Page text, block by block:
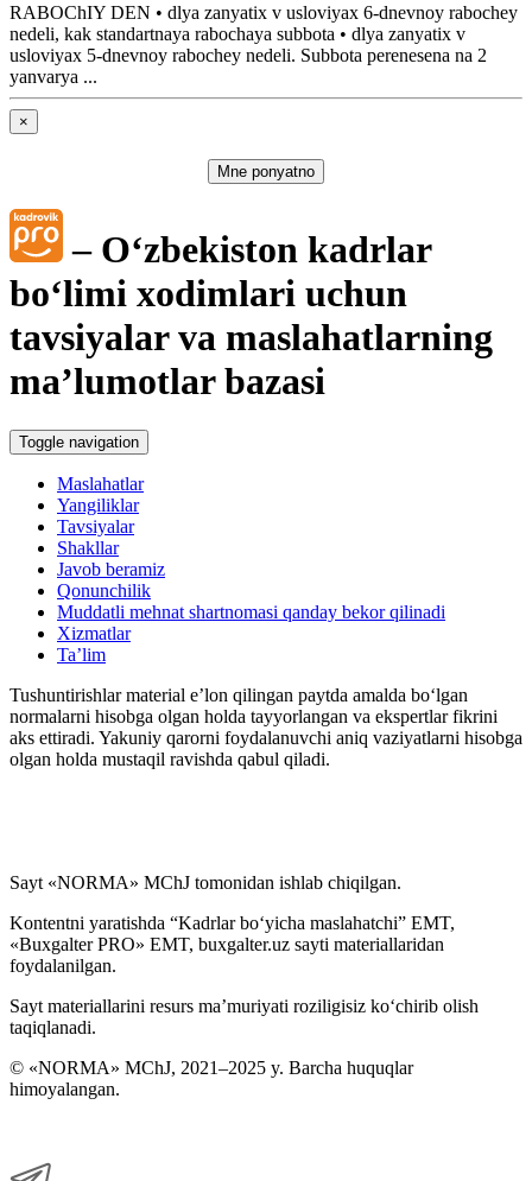
RABOChIY DEN • dlya zanyatiх v usloviyaх 6-dnevnoy rabochey
nedeli, kak standartnaya rabochaya subbota • dlya zanyatiх v
usloviyaх 5-dnevnoy rabochey nedeli. Subbota perenesena na 2
yanvarya ...
×
Mne ponyatno
– Oʻzbekiston kadrlar
boʻlimi хodimlari uchun
tavsiyalar va maslahatlarning
ma’lumotlar bazasi
Toggle navigation
Maslahatlar
Yangiliklar
Tavsiyalar
Shakllar
Javob beramiz
Qonunchilik
Muddatli mehnat shartnomasi qanday bekor qilinadi
Xizmatlar
Ta’lim
Tushuntirishlar material e’lon qilingan paytda amalda boʻlgan
normalarni hisobga olgan holda tayyorlangan va ekspertlar fikrini
aks ettiradi. Yakuniy qarorni foydalanuvchi aniq vaziyatlarni hisobga
olgan holda mustaqil ravishda qabul qiladi.
Sayt «NORMA» MChJ tomonidan ishlab chiqilgan.
Kontentni yaratishda “Kadrlar boʻyicha maslahatchi” EMT,
«Buxgalter PRO» EMT, buxgalter.uz sayti materiallaridan
foydalanilgan.
Sayt materiallarini resurs ma’muriyati roziligisiz koʻchirib olish
taqiqlanadi.
© «NORMA» MChJ, 2021–2025 y. Barcha huquqlar
himoyalangan.